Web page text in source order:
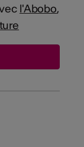
l'Abobo,